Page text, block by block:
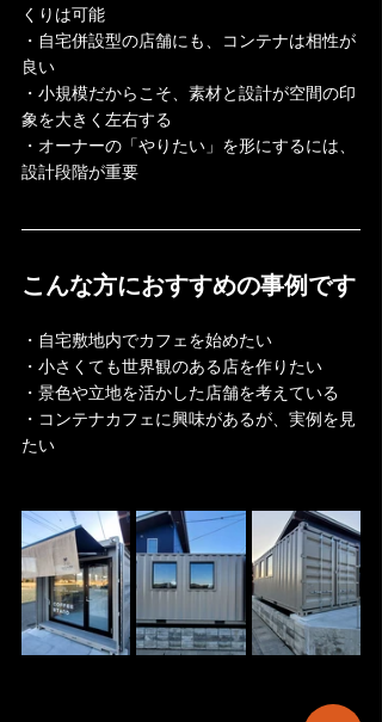
くりは可能
・自宅併設型の店舗にも、コンテナは相性が
良い
・小規模だからこそ、素材と設計が空間の印
象を大きく左右する
・オーナーの「やりたい」を形にするには、
設計段階が重要
こんな方におすすめの事例です
・自宅敷地内でカフェを始めたい
・小さくても世界観のある店を作りたい
・景色や立地を活かした店舗を考えている
・コンテナカフェに興味があるが、実例を見
たい